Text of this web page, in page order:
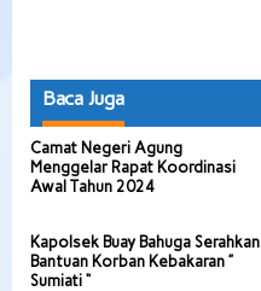
Baca Juga
Camat Negeri Agung
Menggelar Rapat Koordinasi
Awal Tahun 2024
Kapolsek Buay Bahuga Serahkan
Bantuan Korban Kebakaran ”
Sumiati “